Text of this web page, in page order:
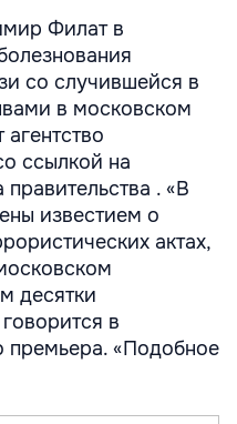
Филат в
со случившейся в
в московском
ссылкой на
. «В
известием о
актах,
десятки
в
премьера. «Подобное